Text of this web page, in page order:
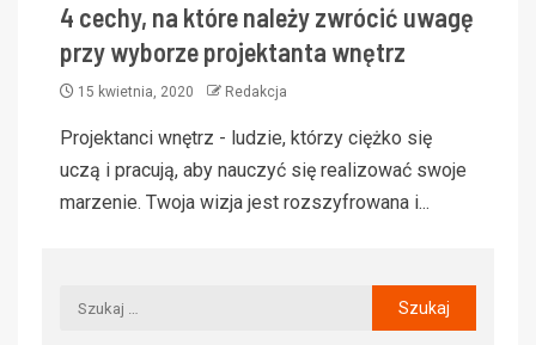
4 cechy, na które należy zwrócić uwagę
przy wyborze projektanta wnętrz
15 kwietnia, 2020 Redakcja
Projektanci wnętrz - ludzie, którzy ciężko się
uczą i pracują, aby nauczyć się realizować swoje
marzenie. Twoja wizja jest rozszyfrowana i...